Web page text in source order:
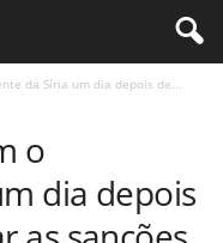
da Síria um dia depois de...
o
dia depois